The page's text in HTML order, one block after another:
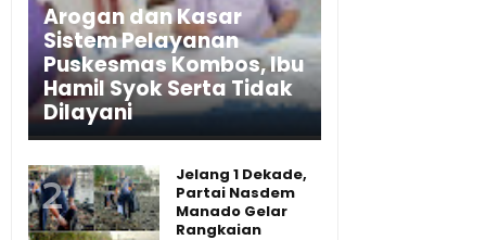
Arogan dan Kasar
Sistem Pelayanan
Puskesmas Kombos, Ibu
Hamil Syok Serta Tidak
Dilayani
Jelang 1 Dekade,
Partai Nasdem
Manado Gelar
Rangkaian